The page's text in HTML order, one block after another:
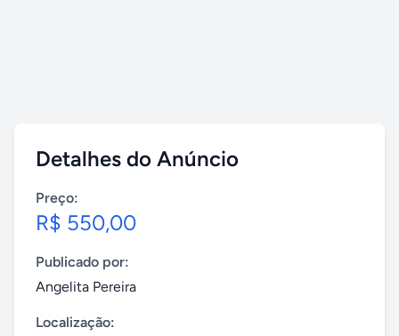
Detalhes do Anúncio
Preço:
R$ 550,00
Publicado por:
Angelita Pereira
Localização: